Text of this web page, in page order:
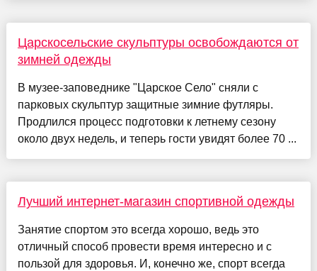
Царскосельские скульптуры освобождаются от
зимней одежды
В музее‑заповеднике "Царское Село" сняли с
парковых скульптур защитные зимние футляры.
Продлился процесс подготовки к летнему сезону
около двух недель, и теперь гости увидят более 70 ...
Лучший интернет-магазин спортивной одежды
Занятие спортом это всегда хорошо, ведь это
отличный способ провести время интересно и с
пользой для здоровья. И, конечно же, спорт всегда